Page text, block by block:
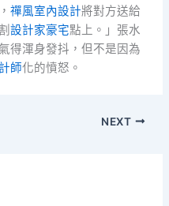
禪風室內設計將對方送給
設計家豪宅點上。」張水
得渾身發抖，但不是因為
師化的憤怒。
NEXT